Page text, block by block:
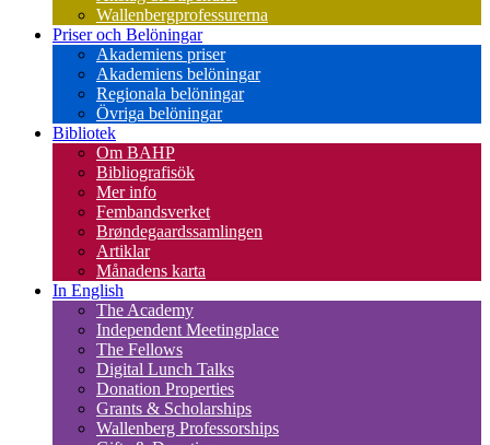
Wallenbergprofessurerna
Priser och Belöningar
Akademiens priser
Akademiens belöningar
Regionala belöningar
Övriga belöningar
Bibliotek
Om BAHP
Bibliografisök
Mer info
Fembandsverket
Brøndegaardssamlingen
Artiklar
Månadens karta
In English
The Academy
Independent Meetingplace
The Fellows
Digital Lunch Talks
Donation Properties
Grants & Scholarships
Wallenberg Professorships